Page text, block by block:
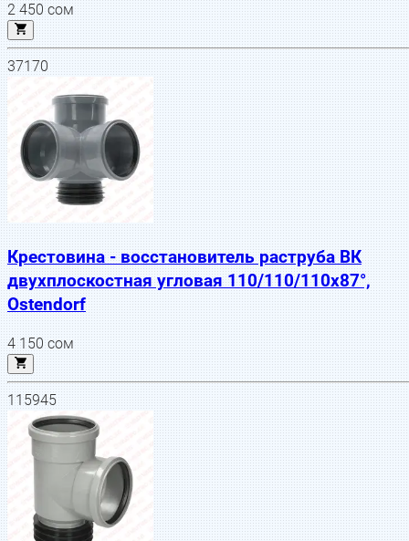
2 450сом
37170
Крестовина - восстановитель раструба ВК
двухплоскостная угловая 110/110/110х87°,
Ostendorf
4 150сом
115945